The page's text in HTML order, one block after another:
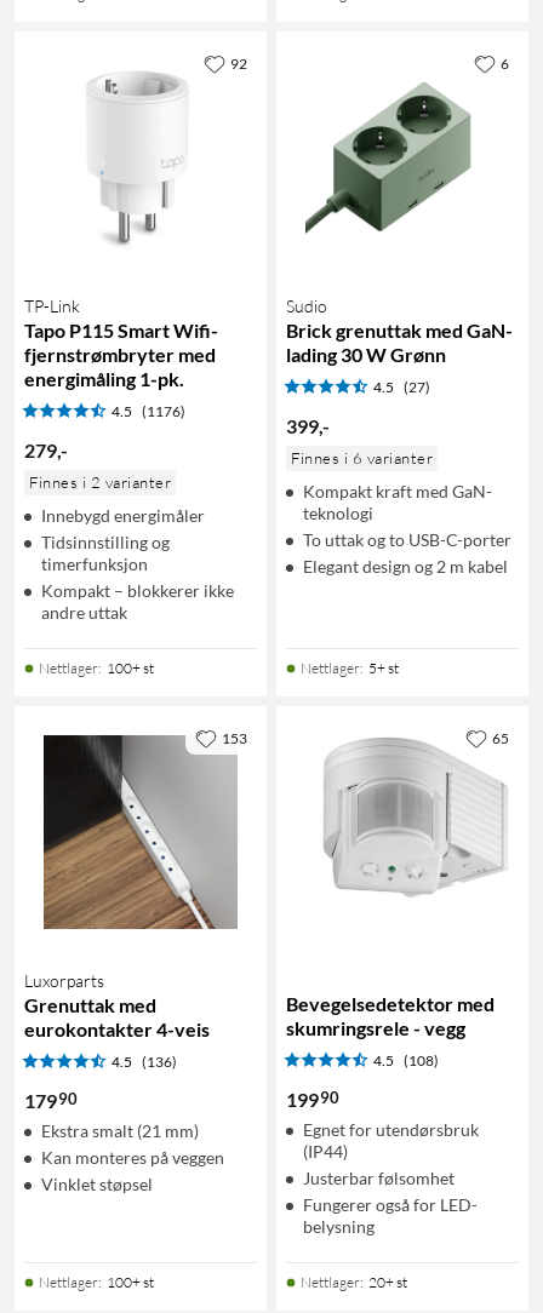
TP-Link
Tapo P115 Smart Wifi-
fjernstrømbryter med
energimåling 1-pk.
4.5 (1176)
279,-
Finnes i 2 varianter
Innebygd energimåler
Tidsinnstilling og
timerfunksjon
Kompakt – blokkerer ikke
andre uttak
Nettlager: 100+ st
92
Sudio
Brick grenuttak med GaN-
lading 30 W Grønn
4.5 (27)
399,-
Finnes i 6 varianter
Kompakt kraft med GaN-
teknologi
To uttak og to USB-C-porter
Elegant design og 2 m kabel
Nettlager: 5+ st
6
Luxorparts
Grenuttak med
eurokontakter 4-veis
4.5 (136)
17990
Ekstra smalt (21 mm)
Kan monteres på veggen
Vinklet støpsel
Nettlager: 100+ st
153
Bevegelsedetektor med
skumringsrele - vegg
4.5 (108)
19990
Egnet for utendørsbruk
(IP44)
Justerbar følsomhet
Fungerer også for LED-
belysning
Nettlager: 20+ st
65